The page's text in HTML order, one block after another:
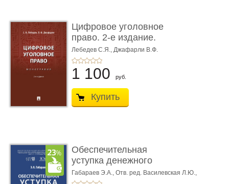
Цифровое уголовное
право. 2-е издание.
Монограф ...
Лебедев С.Я., Джафарли В.Ф.
1 100 руб.
Купить
Обеспечительная
уступка денежного
требования ...
Габараев Э.А., Отв. ред. Василевская Л.Ю.,
вступ. сл. Каретина М.Г.